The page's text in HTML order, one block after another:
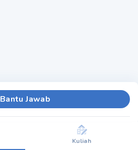
Bantu Jawab
Kuliah